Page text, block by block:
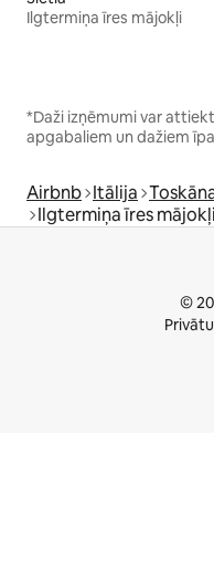
Ilgtermiņa īres mājokļi
*Daži izņēmumi var
apgabaliem un dažiem
Airbnb Itālija
Ilgtermiņa īres mājokļi
©